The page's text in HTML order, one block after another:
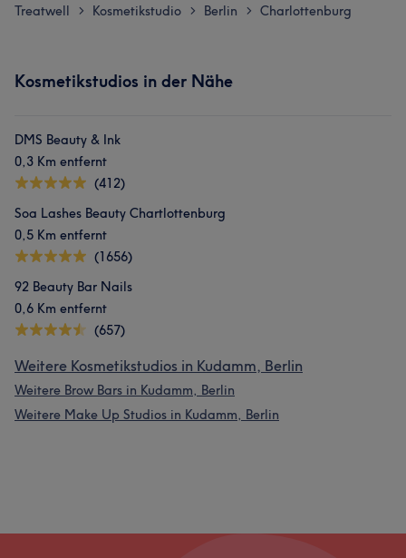
Treatwell > Kosmetikstudio > Berlin > Charlottenburg
Kosmetikstudios in der Nähe
DMS Beauty & Ink
0,3 Km entfernt
(412)
Soa Lashes Beauty Chartlottenburg
0,5 Km entfernt
(1656)
92 Beauty Bar Nails
0,6 Km entfernt
(657)
Weitere Kosmetikstudios in Kudamm, Berlin
Weitere Brow Bars in Kudamm, Berlin
Weitere Make Up Studios in Kudamm, Berlin